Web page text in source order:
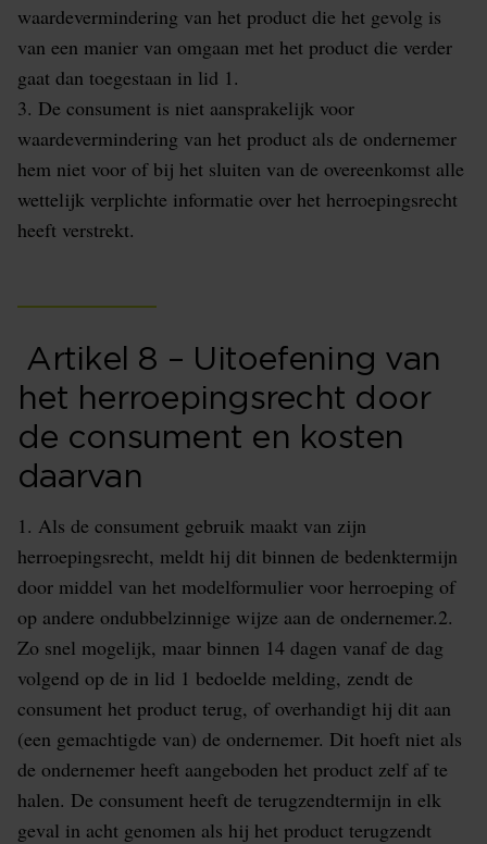
waardevermindering van het product die het gevolg is
van een manier van omgaan met het product die verder
gaat dan toegestaan in lid 1.
3. De consument is niet aansprakelijk voor
waardevermindering van het product als de ondernemer
hem niet voor of bij het sluiten van de overeenkomst alle
wettelijk verplichte informatie over het herroepingsrecht
heeft verstrekt.
Artikel 8 – Uitoefening van
het herroepingsrecht door
de consument en kosten
daarvan
1. Als de consument gebruik maakt van zijn
herroepingsrecht, meldt hij dit binnen de bedenktermijn
door middel van het modelformulier voor herroeping of
op andere ondubbelzinnige wijze aan de ondernemer.2.
Zo snel mogelijk, maar binnen 14 dagen vanaf de dag
volgend op de in lid 1 bedoelde melding, zendt de
consument het product terug, of overhandigt hij dit aan
(een gemachtigde van) de ondernemer. Dit hoeft niet als
de ondernemer heeft aangeboden het product zelf af te
halen. De consument heeft de terugzendtermijn in elk
geval in acht genomen als hij het product terugzendt